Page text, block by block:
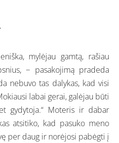
mylėjau gamtą, rašiau
− pasakojimą pradeda
nebuvo tas dalykas, kad visi
labai gerai, galėjau būti
gydytoja.“ Moteris ir dabar
atsitiko, kad pasuko meno
per daug ir norėjosi pabėgti į